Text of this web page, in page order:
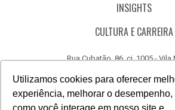
Utilizamos cookies para oferecer
experiência, melhorar o
INSIGHTS
CULTURA E CARREIRA
Rua Cubatão, 86, cj. 1005 - Vila
CÓDIGO DE ÉTICA